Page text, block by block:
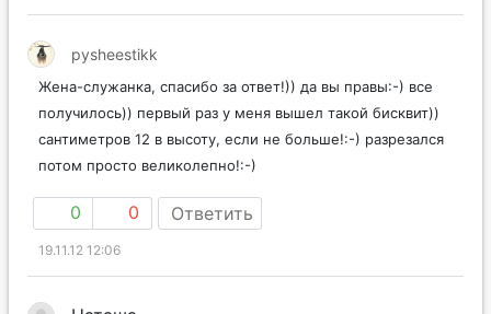
pysheestikk
Жена-служанка, спасибо за ответ!)) да вы правы:-) все
получилось)) первый раз у меня вышел такой бисквит))
сантиметров 12 в высоту, если не больше!:-) разрезался
потом просто великолепно!:-)
0 0 Ответить
19.11.12 12:06